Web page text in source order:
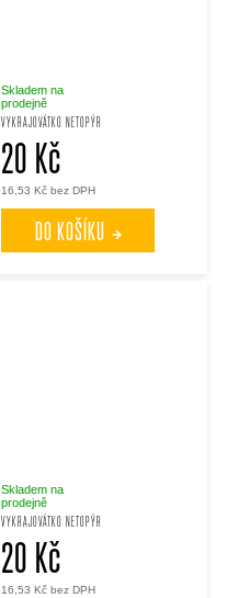
VYKRAJOVÁTKO NETOPÝR
Skladem na
prodejně
16,53 Kč bez DPH
20 Kč
DO KOŠÍKU
VYKRAJOVÁTKO NETOPÝR
Skladem na
prodejně
16,53 Kč bez DPH
20 Kč